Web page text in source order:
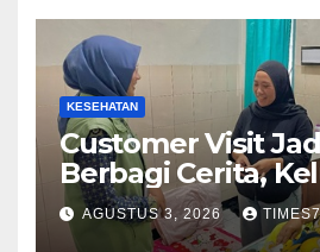
KESEHATAN
Customer Visit
Berbagi Cerita,
Nurhayati
NyataProgram
AGUSTUS 3, 2026 TIMES7